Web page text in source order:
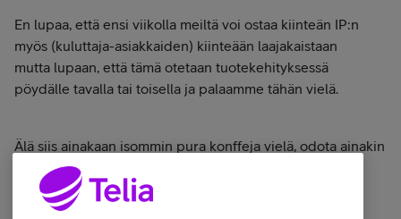
En lupaa, että ensi viikolla meiltä voi ostaa kiinteän IP:n
myös (kuluttaja-asiakkaiden) kiinteään laajakaistaan
mutta lupaan, että tämä otetaan tuotekehityksessä
pöydälle tavalla tai toisella ja palaamme tähän vielä.
Älä siis ainakaan isommin pura konffeja vielä, odota ainakin
tieto siitä, miten asian kanssa edetään jos edetään :)